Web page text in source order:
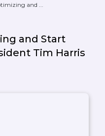
and ...
and Start
Tim Harris